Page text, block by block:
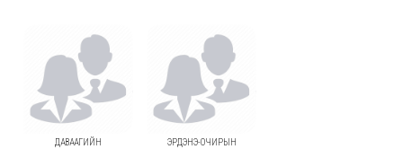
ДАВААГИЙН ЭРДЭНЭ-ОЧИРЫН